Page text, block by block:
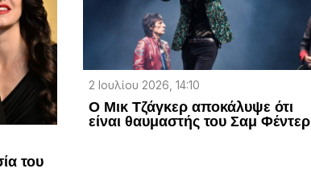
του
2 Ιουλίου 2026, 14:10
Ο Μικ Τζάγκερ αποκάλυψε ότι
είναι θαυμαστής του Σαμ Φέντερ